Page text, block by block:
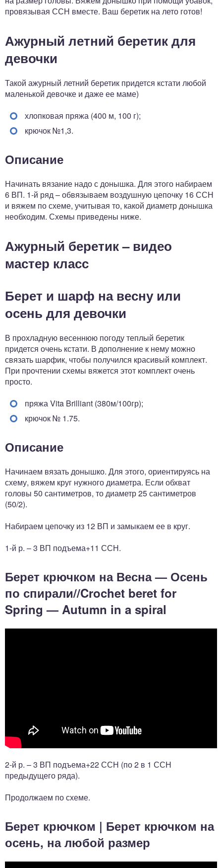
провязывая ССН вместе. Ваш беретик на лето готов!
Ажурный летний беретик для
девочки
Такой ажурный летний беретик придется кстати любой
маленькой девочке и даже ее маме)
хлопковая пряжа (400 м, 100 г);
крючок №1,3.
Описание
Начинать вязание надо с донышка. Для этого набираем
6 ВП. 1-й ряд – обвязываем воздушную цепочку 16 ССН
и вяжем по схеме, учитывая то, какой диаметр донышка
необходим. Схемы приведены ниже.
Ажурный беретик – видео
мастер класс
Берет и шарф на весну или
осень для девочки
В прохладную весеннюю погоду теплый беретик
придется очень кстати. В дополнение к нему можно
связать шарфик, чтобы получился красивый комплект.
При прочтении схемы вяжется этот комплект очень
просто.
пряжа Vita Brilliant (380м/100гр);
крючок № 1.75.
Описание
Начинаем вязать донышко. Для этого, ориентируясь на
схему, вяжем круг нужного диаметра. Если обхват
головы 50 сантиметров, то диаметр 25 сантиметров
(50/2).
Набираем цепочку из 12 ВП и замыкаем ее в круг.
1-й р. – 3 ВП подъема+11 ССН.
Берет крючком на Весна — Осень
по спирали//Crochet beret for
Spring — Autumn in a spiral
2-й р. – 3 ВП подъема+22 ССН (по 2 в 1 ССН
предыдущего ряда).
Продолжаем по схеме.
Берет крючком | Берет крючком на
осень, на любой размер